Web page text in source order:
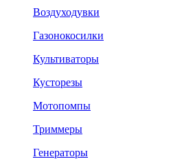
Воздуходувки
Газонокосилки
Культиваторы
Кусторезы
Мотопомпы
Триммеры
Генераторы